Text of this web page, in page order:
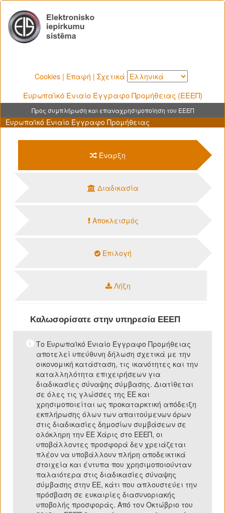
Cookies | Επαφή | Σχετικά
Ευρωπαϊκό Ενιαίο Έγγραφο Προμήθειας (ΕΕΕΠ)
Προς συμπλήρωση και επαναχρησιμοποίηση του ΕΕΕΠ
Ευρωπαϊκό Ενιαίο Έγγραφο Προμήθειας
Έναρξη
Διαδικασία
Αποκλεισμός
Επιλογή
Λήξη
Καλωσορίσατε στην υπηρεσία ΕΕΕΠ
Το Ευρωπαϊκό Ενιαίο Έγγραφο Προμήθειας
αποτελεί υπεύθυνη δήλωση σχετικά με την
οικονομική κατάσταση, τις ικανότητες και την
καταλληλότητα επιχειρήσεων για
διαδικασίες σύναψης σύμβασης. Διατίθεται
σε όλες τις γλώσσες της ΕΕ και
χρησιμοποιείται ως προκαταρκτική απόδειξη
εκπλήρωσης όλων των απαιτούμενων όρων
στις διαδικασίες δημοσίων συμβάσεων σε
ολόκληρη την ΕΕ Χάρις στο ΕΕΕΠ, οι
υποβάλλοντες προσφορά δεν χρειάζεται
πλέον να υποβάλλουν πλήρη αποδεικτικά
στοιχεία και έντυπα που χρησιμοποιούνταν
παλαιότερα στις διαδικασίες σύναψης
σύμβασης στην ΕΕ, κάτι που απλουστεύει την
πρόσβαση σε ευκαιρίες διασυνοριακής
υποβολής προσφοράς. Από τον Οκτώβριο του